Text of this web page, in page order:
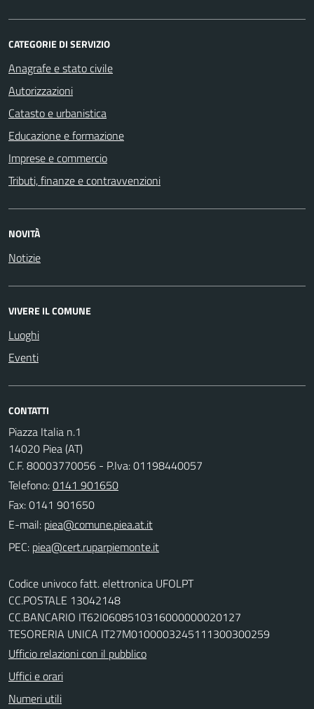
CATEGORIE DI SERVIZIO
Anagrafe e stato civile
Autorizzazioni
Catasto e urbanistica
Educazione e formazione
Imprese e commercio
Tributi, finanze e contravvenzioni
NOVITÀ
Notizie
VIVERE IL COMUNE
Luoghi
Eventi
CONTATTI
Piazza Italia n.1
14020 Piea (AT)
C.F. 80003770056 - P.Iva: 01198440057
Telefono:0141 901650
Fax: 0141 901650
E-mail:
PEC:
Codice univoco fatt. elettronica UFOLPT
CC.POSTALE 13042148
CC.BANCARIO IT62I0608510316000000020127
TESORERIA UNICA IT27M0100003245111300300259
Ufficio relazioni con il pubblico
Uffici e orari
Numeri utili